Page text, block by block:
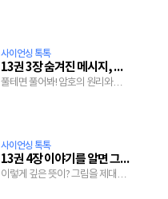
사이언싱 톡톡
13권 3장 숨겨진 메시지, 암호를 풀어라
풀테면 풀어봐! 암호의 원리와
사이언싱 톡톡
13권 4장 이야기를 알면 그림이 보인다!
이렇게 깊은 뜻이? 그림을 제대로